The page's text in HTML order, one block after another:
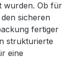
und
nach
durch
PE-
wurden. Ob für
sicheren
fertiger
strukturierte
eine